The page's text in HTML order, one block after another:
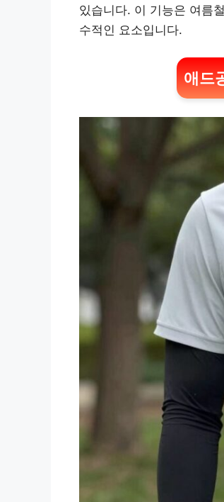
있습니다. 이 기능은 여름
수적인 요소입니다.
애드